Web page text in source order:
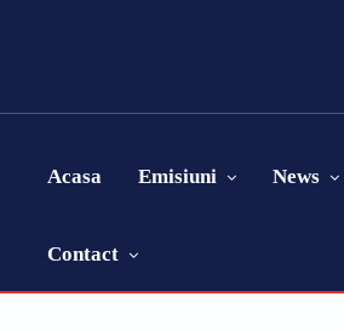
Acasa Emisiuni News
Contact